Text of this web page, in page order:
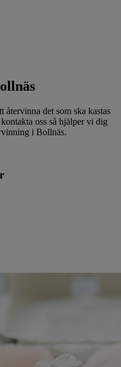
det som ska kastas
oss så hjälper vi dig
i Bollnäs.